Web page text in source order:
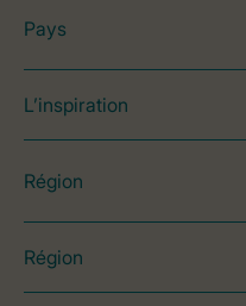
Pays
L’inspiration
Région
Région